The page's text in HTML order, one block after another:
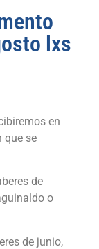
lxs
en
que se
de
o
de junio,